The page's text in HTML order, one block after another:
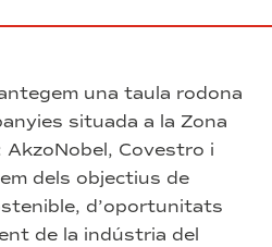
una taula rodona
situada a la Zona
AkzoNobel, Covestro i
dels objectius de
d’oportunitats
de la indústria del